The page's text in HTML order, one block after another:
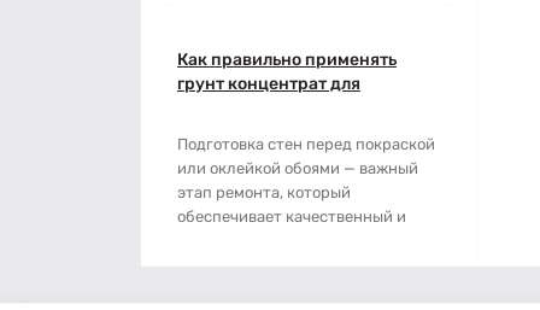
Полипропиленовый мешок
Сетка абразивная
Губки для шлифования
Кельма
Как правильно применять
грунт концентрат для
Подготовка стен перед покраской
или оклейкой обоями — важный
этап ремонта, который
обеспечивает качественный и